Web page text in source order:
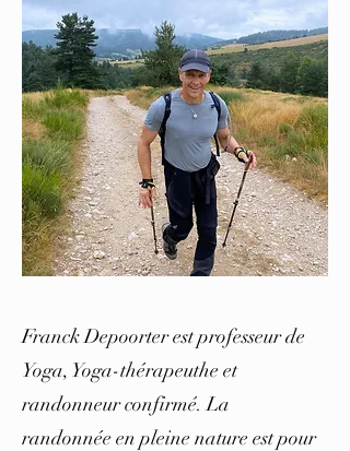
Franck Depoorter est professeur de
Yoga, Yoga-thérapeuthe et
randonneur confirmé. La
randonnée en pleine nature est pour